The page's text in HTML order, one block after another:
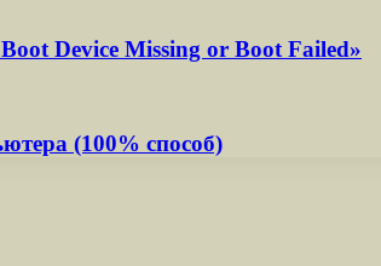
Device Missing or Boot Failed»
(100% способ)